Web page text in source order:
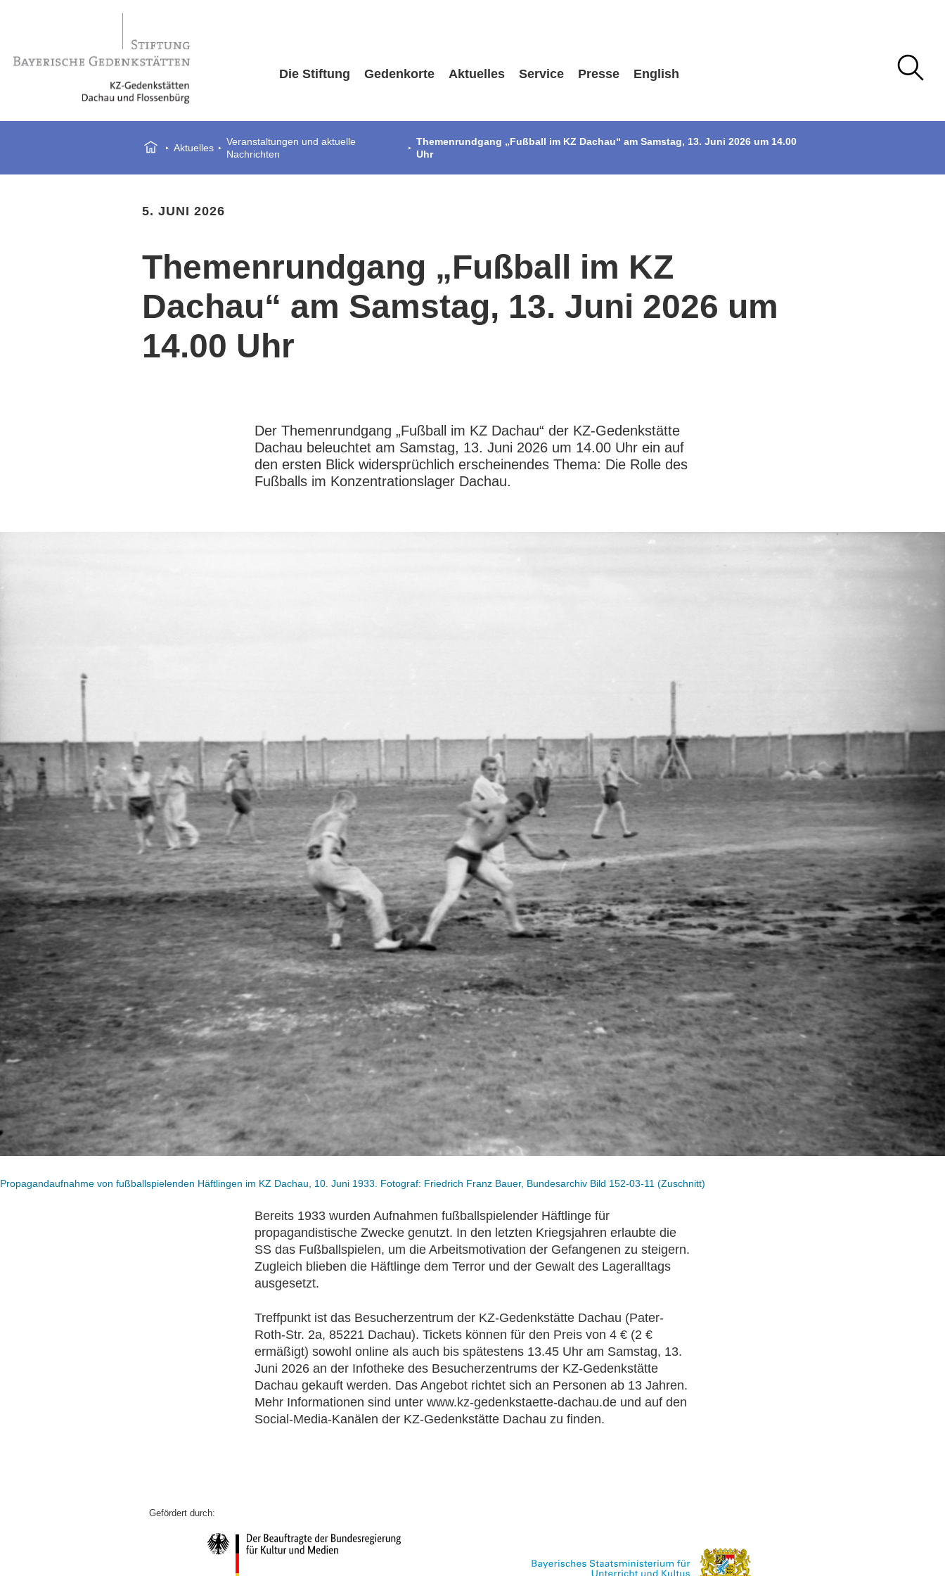
Die Stiftung Gedenkorte Aktuelles Service Presse English
Aktuelles
Veranstaltungen und aktuelle
Nachrichten
Themenrundgang „Fußball im KZ Dachau“ am Samstag, 13. Juni 2026 um 14.00
Uhr
5. JUNI 2026
Themenrundgang „Fußball im KZ
Dachau“ am Samstag, 13. Juni 2026 um
14.00 Uhr
Der Themenrundgang „Fußball im KZ Dachau“ der KZ-Gedenkstätte
Dachau beleuchtet am Samstag, 13. Juni 2026 um 14.00 Uhr ein auf
den ersten Blick widersprüchlich erscheinendes Thema: Die Rolle des
Fußballs im Konzentrationslager Dachau.
Propagandaufnahme von fußballspielenden Häftlingen im KZ Dachau, 10. Juni 1933. Fotograf: Friedrich Franz Bauer, Bundesarchiv Bild 152-03-11 (Zuschnitt)
Bereits 1933 wurden Aufnahmen fußballspielender Häftlinge für
propagandistische Zwecke genutzt. In den letzten Kriegsjahren erlaubte die
SS das Fußballspielen, um die Arbeitsmotivation der Gefangenen zu steigern.
Zugleich blieben die Häftlinge dem Terror und der Gewalt des Lageralltags
ausgesetzt.
Treffpunkt ist das Besucherzentrum der KZ-Gedenkstätte Dachau (Pater-
Roth-Str. 2a, 85221 Dachau). Tickets können für den Preis von 4 € (2 €
ermäßigt) sowohl online als auch bis spätestens 13.45 Uhr am Samstag, 13.
Juni 2026 an der Infotheke des Besucherzentrums der KZ-Gedenkstätte
Dachau gekauft werden. Das Angebot richtet sich an Personen ab 13 Jahren.
Mehr Informationen sind unter www.kz-gedenkstaette-dachau.de und auf den
Social-Media-Kanälen der KZ-Gedenkstätte Dachau zu finden.